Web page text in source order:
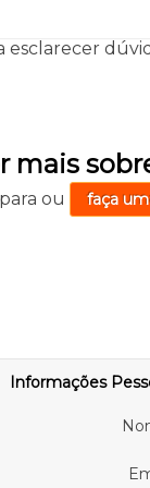
esclarecer
mais
ou faça
Informações